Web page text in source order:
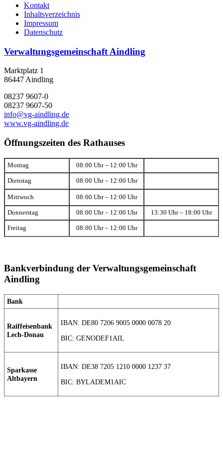
Kontakt
Inhaltsverzeichnis
Impressum
Datenschutz
Verwaltungsgemeinschaft Aindling
Marktplatz 1
86447 Aindling
08237 9607-0
08237 9607-50
info@vg-aindling.de
www.vg-aindling.de
Öffnungszeiten des Rathauses
Montag 08:00 Uhr – 12:00 Uhr
Dienstag 08:00 Uhr – 12:00 Uhr
Mittwoch 08:00 Uhr – 12:00 Uhr
Donnerstag 08:00 Uhr – 12:00 Uhr 13:30 Uhr – 18:00 Uhr
Freitag 08:00 Uhr – 12:00 Uhr
Bankverbindung der Verwaltungsgemeinschaft
Aindling
Bank
Raiffeisenbank
Lech-Donau
IBAN: DE80 7206 9005 0000 0078 20
BIC: GENODEF1AIL
Sparkasse
Altbayern
IBAN: DE38 7205 1210 0000 1237 37
BIC: BYLADEM1AIC